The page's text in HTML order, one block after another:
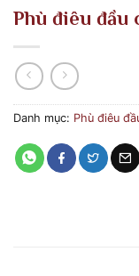
Phù điêu đầu
Danh mục: Phù điêu